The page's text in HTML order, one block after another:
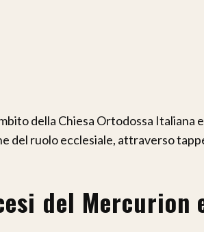
della Chiesa Ortodossa Italiana
del ruolo ecclesiale, attraverso
del Mercurion